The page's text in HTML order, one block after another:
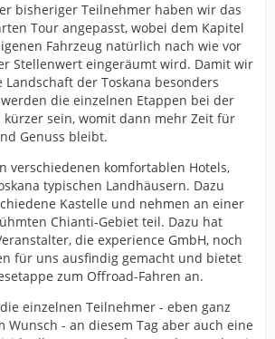
bisheriger Teilnehmer haben wir das
Tour angepasst, wobei dem Kapitel
Fahrzeug natürlich nach wie vor
Stellenwert eingeräumt wird. Damit wir
der Toskana besonders
die einzelnen Etappen bei der
kürzer sein, womit dann mehr Zeit für
Genuss bleibt.
verschiedenen komfortablen Hotels,
typischen Landhäusern. Dazu
Kastelle und nehmen an einer
Chianti-Gebiet teil. Dazu hat
die experience GmbH, noch
für uns ausfindig gemacht und bietet
zum Offroad-Fahren an.
einzelnen Teilnehmer - eben ganz
Wunsch - an diesem Tag aber auch eine